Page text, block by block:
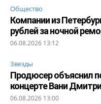
Общество
Компании из
рублей за ночной
06.08.2026 13:12
Звезды
Продюсер объяснил
концерте Вани
06.08.2026 13:00